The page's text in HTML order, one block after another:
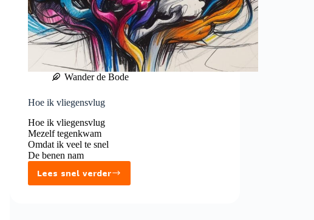
Wander de Bode
Hoe ik vliegensvlug
Hoe ik vliegensvlug
Mezelf tegenkwam
Omdat ik veel te snel
De benen nam
Lees snel verder
Hoe